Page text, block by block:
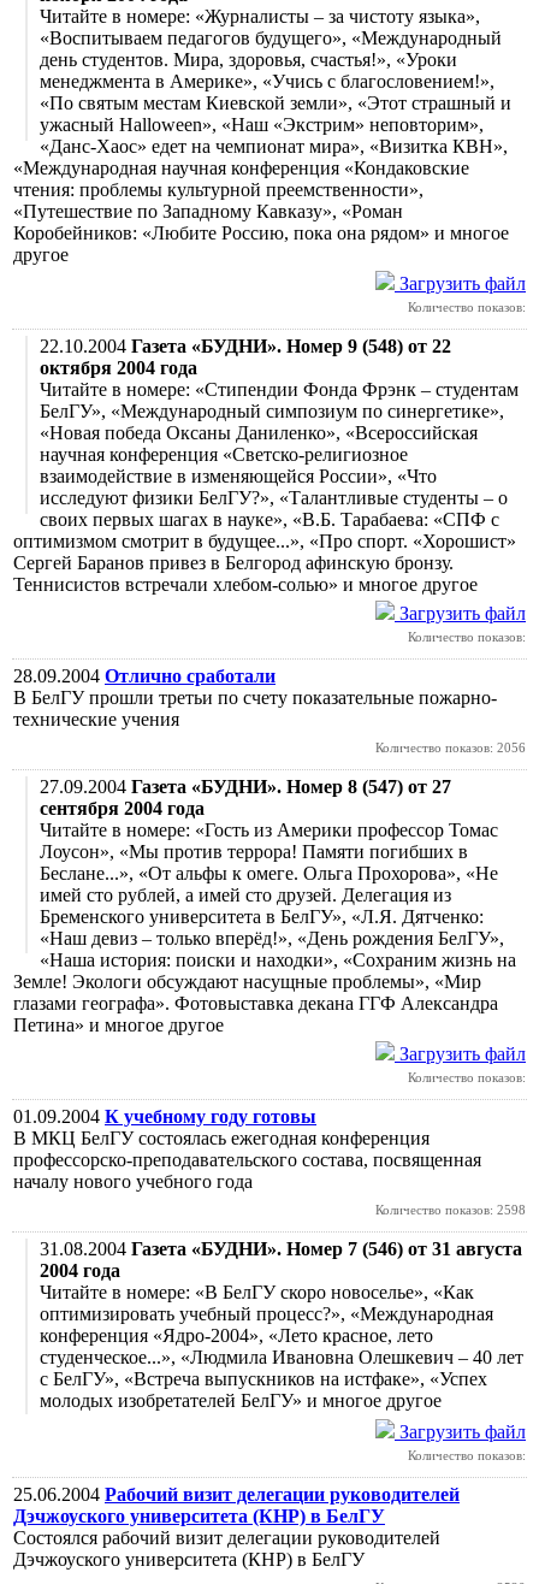
Читайте в номере: «Журналисты – за чистоту языка»,
«Воспитываем педагогов будущего», «Международный
день студентов. Мира, здоровья, счастья!», «Уроки
менеджмента в Америке», «Учись с благословением!»,
«По святым местам Киевской земли», «Этот страшный и
ужасный Halloween», «Наш «Экстрим» неповторим»,
«Данс-Хаос» едет на чемпионат мира», «Визитка КВН»,
«Международная научная конференция «Кондаковские
чтения: проблемы культурной преемственности»,
«Путешествие по Западному Кавказу», «Роман
Коробейников: «Любите Россию, пока она рядом» и многое
другое
Загрузить файл
Количество показов:
22.10.2004 Газета «БУДНИ». Номер 9 (548) от 22
октября 2004 года
Читайте в номере: «Стипендии Фонда Фрэнк – студентам
БелГУ», «Международный симпозиум по синергетике»,
«Новая победа Оксаны Даниленко», «Всероссийская
научная конференция «Светско-религиозное
взаимодействие в изменяющейся России», «Что
исследуют физики БелГУ?», «Талантливые студенты – о
своих первых шагах в науке», «В.Б. Тарабаева: «СПФ с
оптимизмом смотрит в будущее...», «Про спорт. «Хорошист»
Сергей Баранов привез в Белгород афинскую бронзу.
Теннисистов встречали хлебом-солью» и многое другое
Загрузить файл
Количество показов:
28.09.2004 Отлично сработали
В БелГУ прошли третьи по счету показательные пожарно-
технические учения
Количество показов: 2056
27.09.2004 Газета «БУДНИ». Номер 8 (547) от 27
сентября 2004 года
Читайте в номере: «Гость из Америки профессор Томас
Лоусон», «Мы против террора! Памяти погибших в
Беслане...», «От альфы к омеге. Ольга Прохорова», «Не
имей сто рублей, а имей сто друзей. Делегация из
Бременского университета в БелГУ», «Л.Я. Дятченко:
«Наш девиз – только вперёд!», «День рождения БелГУ»,
«Наша история: поиски и находки», «Сохраним жизнь на
Земле! Экологи обсуждают насущные проблемы», «Мир
глазами географа». Фотовыставка декана ГГФ Александра
Петина» и многое другое
Загрузить файл
Количество показов:
01.09.2004 К учебному году готовы
В МКЦ БелГУ состоялась ежегодная конференция
профессорско-преподавательского состава, посвященная
началу нового учебного года
Количество показов: 2598
31.08.2004 Газета «БУДНИ». Номер 7 (546) от 31 августа
2004 года
Читайте в номере: «В БелГУ скоро новоселье», «Как
оптимизировать учебный процесс?», «Международная
конференция «Ядро-2004», «Лето красное, лето
студенческое...», «Людмила Ивановна Олешкевич – 40 лет
с БелГУ», «Встреча выпускников на истфаке», «Успех
молодых изобретателей БелГУ» и многое другое
Загрузить файл
Количество показов:
25.06.2004 Рабочий визит делегации руководителей
Дэчжоуского университета (КНР) в БелГУ
Состоялся рабочий визит делегации руководителей
Дэчжоуского университета (КНР) в БелГУ